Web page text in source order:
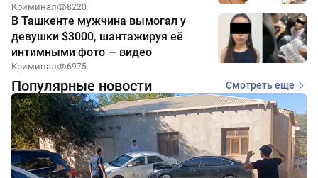
Криминал 8220
В Ташкенте мужчина вымогал у
девушки $3000, шантажируя её
интимными фото — видео
Криминал 6975
Популярные новости Смотреть еще